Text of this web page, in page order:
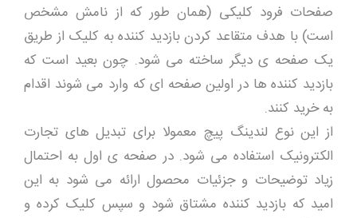
صفحات فرود کلیکی (همان طور که از نامش مشخص
است) با هدف متقاعد کردن بازدید کننده به کلیک از طریق
یک صفحه ی دیگر ساخته می شود. چون بعید است که
بازدید کننده ها در اولین صفحه ای که وارد می شوند اقدام
به خرید کنند.
از این نوع لندینگ پیچ معمولا برای تبدیل های تجارت
الکترونیک استفاده می شود. در صفحه ی اول به احتمال
زیاد توضیحات و جزئیات محصول ارائه می شود به این
امید که بازدید کننده مشتاق شود و سپس کلیک کرده و